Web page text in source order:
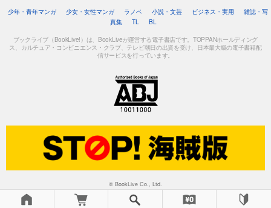
少年・青年マンガ
少女・女性マンガ ラノベ 小説・文芸 ビジネス・実用
雑誌・写
真集
TL BL
ブックライブ（BookLive!）は、BookLiveが運営する電子書店です。TOPPANホールディング
ス、カルチュア・コンビニエンス・クラブ、テレビ朝日の出資を受け、日本最大級の電子書籍配
信サービスを行っています。
© BookLive Co., Ltd.